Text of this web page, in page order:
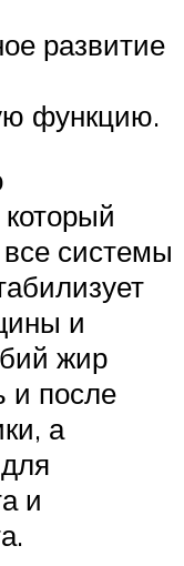
развитие
функцию.
все системы
и
жир
и после
а
и